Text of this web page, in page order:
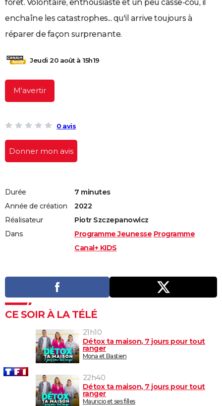
GUIDES D'ACHAT
Carte de Noël
Carte Bonne année
Carte Saint-Valentin
Carte Pâques
Carte d'anniversaire
DICTIONNAIRE
S'inscrire
Se connecter
Lycées
Collèges
Primaires
Universités
Entreprises
Service militaire
Avis de recherche
AVIS DE DÉCÈS
Bricolage
Lifestyle
Culture
Sport
Auto
Television
Voyage
Cinema
forêt. Volontaire, enthousiaste et un peu casse-cou, il
enchaîne les catastrophes... qu'il arrive toujours à
réparer de façon surprenante.
Jeudi 20 août à 15h19
M'avertir
0 avis
Donner mon avis
Durée
7 minutes
Année de création
2022
Réalisateur
Piotr Szczepanowicz
Dans
Programme Jeunesse Programme
Canal+ KIDS
CE SOIR À LA TÉLÉ
21h10
Détox ta maison, 7 jours pour tout
ranger
Mona et Bastien
22h40
Détox ta maison, 7 jours pour tout
ranger
Mauricio et ses filles